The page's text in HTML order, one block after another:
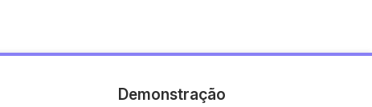
Demonstração